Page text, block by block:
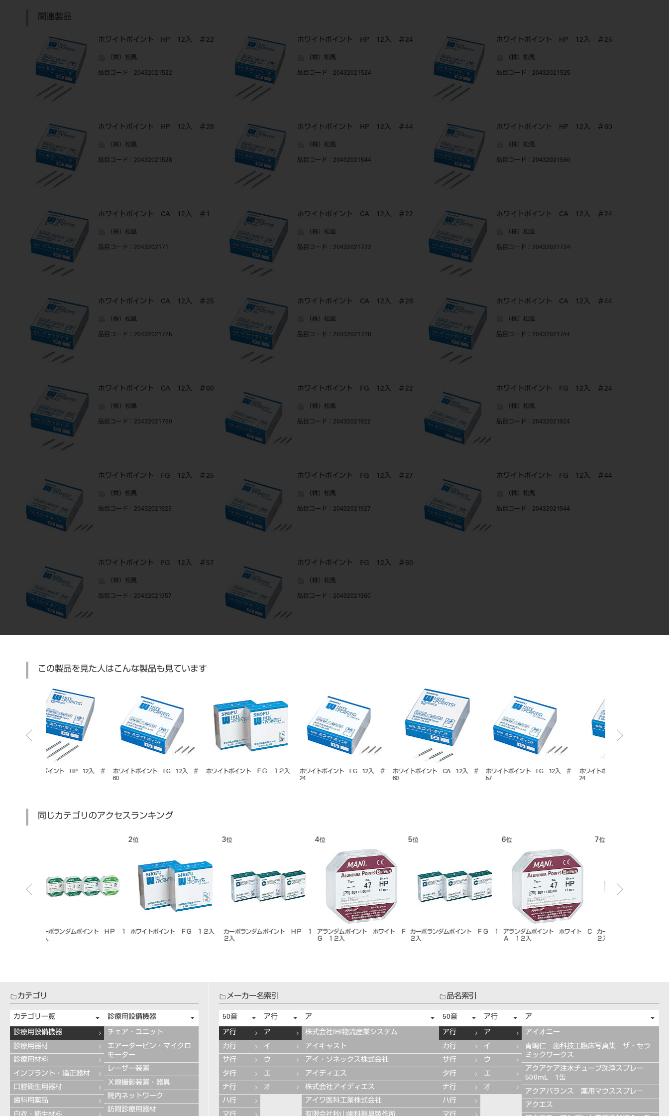
関連製品
ホワイトポイント HP 12入 ＃22
（株）松風
品目コード ：20432021522
ホワイトポイント HP 12入 ＃24
（株）松風
品目コード ：20432021524
ホワイトポイント HP 12入 ＃25
（株）松風
品目コード ：20432021525
ホワイトポイント HP 12入 ＃28
（株）松風
品目コード ：20432021528
ホワイトポイント HP 12入 ＃44
（株）松風
品目コード ：20432021544
ホワイトポイント HP 12入 ＃60
（株）松風
品目コード ：20432021560
ホワイトポイント CA 12入 ＃1
（株）松風
品目コード ：2043202171
ホワイトポイント CA 12入 ＃22
（株）松風
品目コード ：20432021722
ホワイトポイント CA 12入 ＃24
（株）松風
品目コード ：20432021724
ホワイトポイント CA 12入 ＃25
（株）松風
品目コード ：20432021725
ホワイトポイント CA 12入 ＃28
（株）松風
品目コード ：20432021728
ホワイトポイント CA 12入 ＃44
（株）松風
品目コード ：20432021744
ホワイトポイント CA 12入 ＃60
（株）松風
品目コード ：20432021760
ホワイトポイント FG 12入 ＃22
（株）松風
品目コード ：20432021922
ホワイトポイント FG 12入 ＃24
（株）松風
品目コード ：20432021924
ホワイトポイント FG 12入 ＃25
（株）松風
品目コード ：20432021925
ホワイトポイント FG 12入 ＃27
（株）松風
品目コード ：20432021927
ホワイトポイント FG 12入 ＃44
（株）松風
品目コード ：20432021944
ホワイトポイント FG 12入 ＃57
（株）松風
品目コード ：20432021957
ホワイトポイント FG 12入 ＃60
（株）松風
品目コード ：20432021960
この製品を見た人はこんな製品も見ています
ホワイトポイント CA 12入 ＃
ホワイトポイント CA 12入 ＃
ホワイトポイント CA 12入 ＃1
ホワイトポイント HP 12入 ＃
ホワイトポイント HP 12入 ＃
ホワイトポイント FG 12入 ＃
同じカテゴリのアクセスランキング
カーボランダムポイント ＨＰ ７
２入
カーボランダムポイントハード Ｈ
9
カーボランダムポイント ＣＡ １
２入
10
カーボランダムポイント ＦＧ １
２入
カーボランダムポイント ハード
ＨＰ １２入
12
カーボランダムポイント ＣＡ １
２入
1
カテゴリ
カテゴリ一覧
診療用設備機器
診療用器材
診療用材料
インプラント・矯正器材
口腔衛生用器材
歯科用薬品
診療用設備機器
チェア・ユニット
エアータービン・マイクロ
モーター
レーザー装置
Ｘ線撮影装置・器具
院内ネットワーク
訪問診療用器材
メーカー名索引
50音
ア行
カ行
サ行
タ行
ナ行
ハ行
ア行
ア
イ
ウ
エ
オ
ア
株式会社IHI物流産業システム
アイキャスト
アイ・ソネックス株式会社
アイディエス
株式会社アイディエス
アイワ医科工業株式会社
品名索引
50音
ア行
カ行
サ行
タ行
ナ行
ハ行
ア行
ア
イ
ウ
エ
オ
ア
アイオニー
青嶋仁 歯科技工臨床写真集 ザ・セラ
ミックワークス
アクアケア注水チューブ洗浄スプレー
500mL 1缶
アクアバランス 薬用マウススプレ－
アクエス